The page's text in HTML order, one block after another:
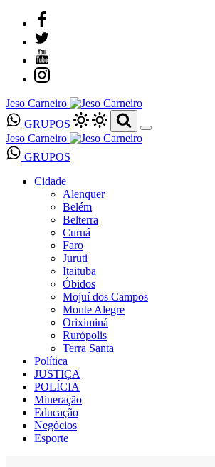
Jeso Carneiro
GRUPOS
Jeso Carneiro
GRUPOS
Cidade
Alenquer
Belém
Belterra
Curuá
Faro
Juruti
Itaituba
Óbidos
Mojuí dos Campos
Monte Alegre
Oriximiná
Rurópolis
Terra Santa
Política
JUSTIÇA
POLÍCIA
Mineração
Educação
Negócios
Esporte